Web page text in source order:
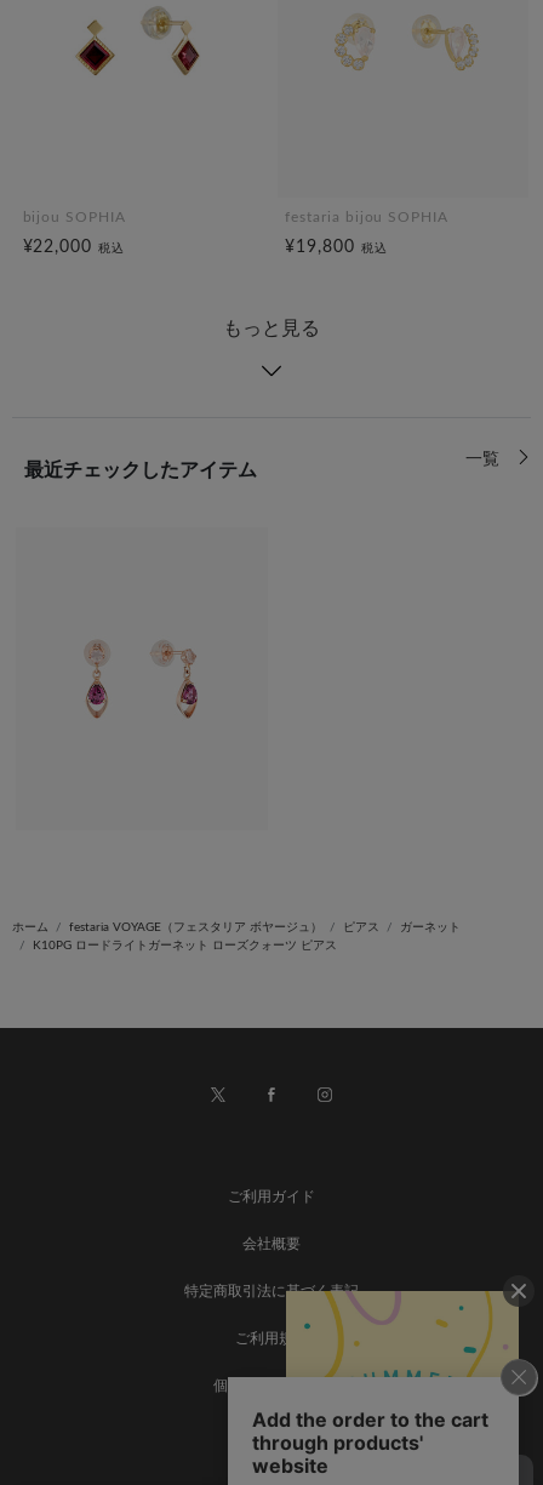
bijou SOPHIA
¥22,000税込
festaria bijou SOPHIA
¥19,800 税込
もっと見る
最近チェックしたアイテム
一覧
ホーム festaria VOYAGE（フェスタリア ボヤージュ） ピアス
ガーネット
K10PG ロードライトガーネット ローズクォーツ ピアス
ご利用ガイド
会社概要
特定商取引法に基づく表記
ご利用規約
個人情報保護方針
お問い合わせ